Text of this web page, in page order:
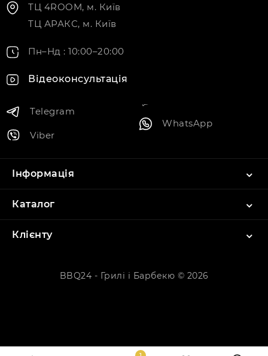
ТЦ 4ROOM, м. Київ
ТЦ АРАКС, м. Київ
Пн–Нд : 10:00–20:00
Відеоконсультація
Telegram
Viber
WhatsApp
Інформація
Каталог
Клієнту
BBQ24 - Грилі і Барбекю © 2026